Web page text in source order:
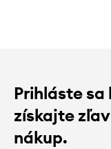
Prihláste sa
získajte
nákup.